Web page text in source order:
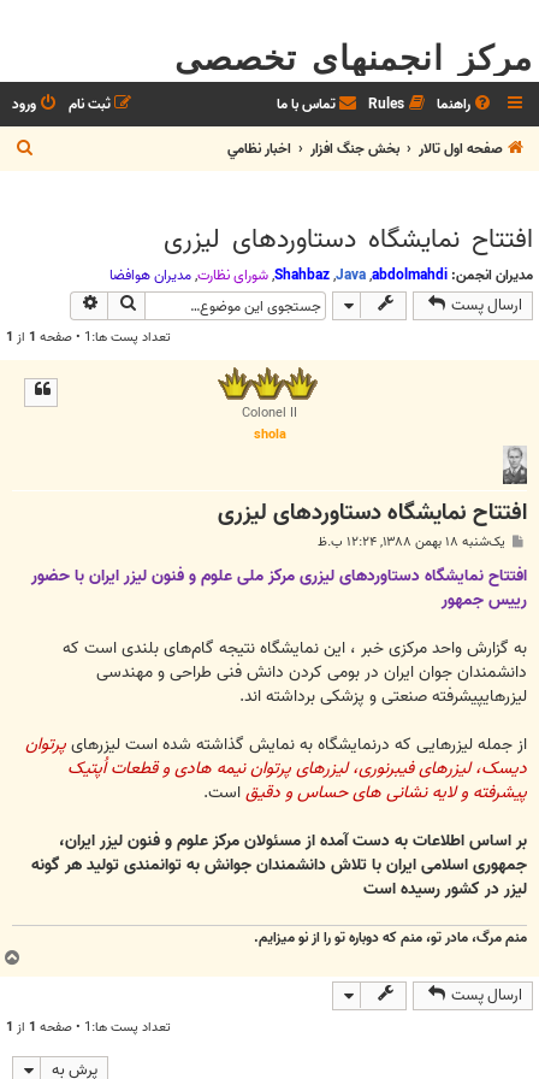
مرکز انجمنهای تخصصی
راهنما Rules تماس با ما ورود
ثبت نام
صفحه اول تالار
بخش جنگ افزار اخبار نظامي
س
افتتاح نمایشگاه دستاوردهای لیزری
مدیران انجمن: abdolmahdi
,
Java
,
Shahbaz
,شوراي نظارت,مديران هوافضا
ارسال پست جستجو
تعداد پست ها:1 • صفحه 1 از 1
Colonel II
shola
افتتاح نمایشگاه دستاوردهای لیزری
ت
یک‌شنبه ۱۸ بهمن ۱۳۸۸, ۱۲:۲۴ ب.ظ
افتتاح نمایشگاه دستاوردهای لیزری مرکز ملی علوم و فنون لیزر ایران با حضور
رییس جمهور
به گزارش واحد مرکزی خبر ، این نمایشگاه نتیجه گام‌های بلندی است که
دانشمندان جوان ایران در بومی کردن دانش فنی طراحی و مهندسی
لیزرهایپیشرفته صنعتی و پزشکی برداشته اند.
از جمله لیزرهایی که درنمایشگاه به نمایش گذاشته شده است لیزرهایپرتوان
دیسک، لیزرهای فیبرنوری، لیزرهای پرتوان نیمه هادی و قطعات اُپتیک
پیشرفته و لایه نشانی های حساس و دقیقاست.
بر اساس اطلاعات به دست آمده از مسئولان مرکز علوم و فنون لیزر ایران،
‌جمهوری اسلامی ایران با تلاش دانشمندان جوانش به توانمندی تولید هر گونه
لیزر در کشور رسیده است
منم مرگ، مادر تو، منم که دوباره تو را از نو میزایم.
ارسال پست
تعداد پست ها:1 • صفحه 1 از 1
پرش به